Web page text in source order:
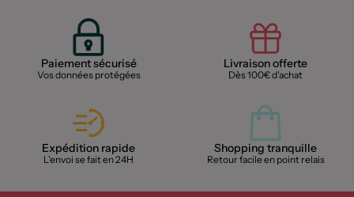
Paiement sécurisé
Vos données protégées
Livraison offerte
Dès 100€ d'achat
Expédition rapide
L'envoi se fait en 24H
Shopping tranquille
Retour facile en point relais